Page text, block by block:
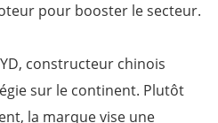
pour booster le secteur.
constructeur chinois
sur le continent. Plutôt
la marque vise une